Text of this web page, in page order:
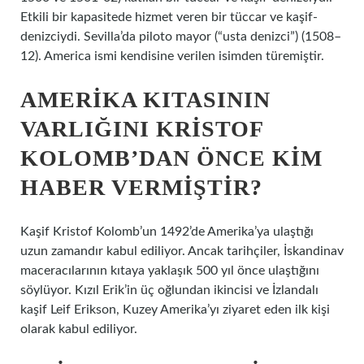
Etkili bir kapasitede hizmet veren bir tüccar ve kaşif-
denizciydi. Sevilla’da piloto mayor (“usta denizci”) (1508–
12). America ismi kendisine verilen isimden türemiştir.
AMERIKA KITASININ
VARLIĞINI KRISTOF
KOLOMB’DAN ÖNCE KIM
HABER VERMIŞTIR?
Kaşif Kristof Kolomb’un 1492’de Amerika’ya ulaştığı
uzun zamandır kabul ediliyor. Ancak tarihçiler, İskandinav
maceracılarının kıtaya yaklaşık 500 yıl önce ulaştığını
söylüyor. Kızıl Erik’in üç oğlundan ikincisi ve İzlandalı
kaşif Leif Erikson, Kuzey Amerika’yı ziyaret eden ilk kişi
olarak kabul ediliyor.